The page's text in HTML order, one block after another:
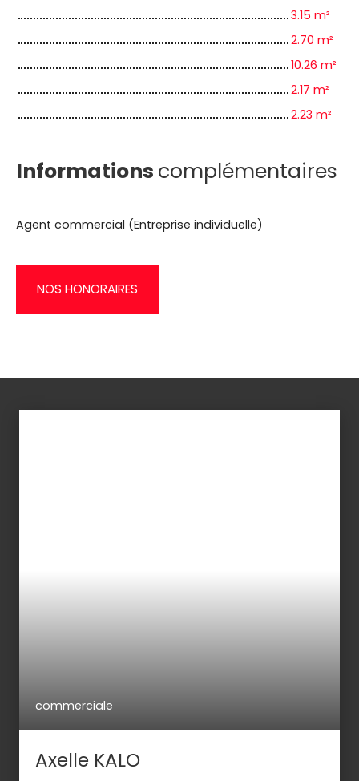
3.15 m²
2.70 m²
10.26 m²
2.17 m²
2.23 m²
Informations complémentaires
Agent commercial (Entreprise individuelle)
NOS HONORAIRES
commerciale
Axelle KALO